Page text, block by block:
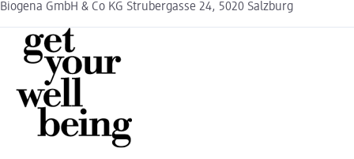
Biogena GmbH & Co KG Strubergasse 24, 5020 Salzburg